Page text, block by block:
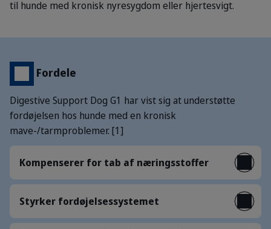
til hunde med kronisk nyresygdom eller hjertesvigt.
Fordele
Digestive Support Dog G1 har vist sig at understøtte
fordøjelsen hos hunde med en kronisk
mave-/tarmproblemer. [1]
Kompenserer for tab af næringsstoffer
Styrker fordøjelsessystemet